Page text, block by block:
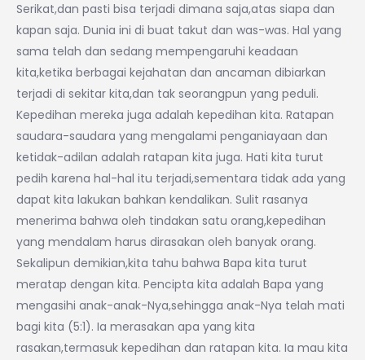
Serikat,dan pasti bisa terjadi dimana saja,atas siapa dan
kapan saja. Dunia ini di buat takut dan was-was. Hal yang
sama telah dan sedang mempengaruhi keadaan
kita,ketika berbagai kejahatan dan ancaman dibiarkan
terjadi di sekitar kita,dan tak seorangpun yang peduli.
Kepedihan mereka juga adalah kepedihan kita. Ratapan
saudara-saudara yang mengalami penganiayaan dan
ketidak-adilan adalah ratapan kita juga. Hati kita turut
pedih karena hal-hal itu terjadi,sementara tidak ada yang
dapat kita lakukan bahkan kendalikan. Sulit rasanya
menerima bahwa oleh tindakan satu orang,kepedihan
yang mendalam harus dirasakan oleh banyak orang.
Sekalipun demikian,kita tahu bahwa Bapa kita turut
meratap dengan kita. Pencipta kita adalah Bapa yang
mengasihi anak-anak-Nya,sehingga anak-Nya telah mati
bagi kita (5:1). Ia merasakan apa yang kita
rasakan,termasuk kepedihan dan ratapan kita. Ia mau kita